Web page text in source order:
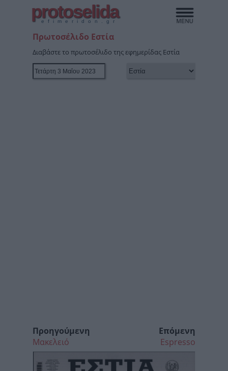
protoselida
efimeridon.gr
Πρωτοσέλιδο Εστία
Διαβάστε το πρωτοσέλιδο της εφημερίδας Εστία
Προηγούμενη
Μακελειό
Επόμενη
Espresso